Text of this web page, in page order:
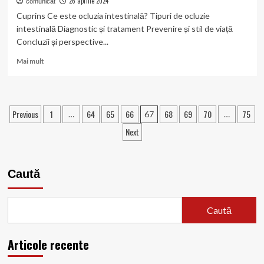
Cuprins Ce este ocluzia intestinală? Tipuri de ocluzie
intestinală Diagnostic și tratament Prevenire și stil de viață
Concluzii și perspective...
Mai multRead
cum
ocluzia
Paginație
Previous 1 … 64 65 66 67 68 69 70 …
75
Next
Caută
Caută
Articole recente